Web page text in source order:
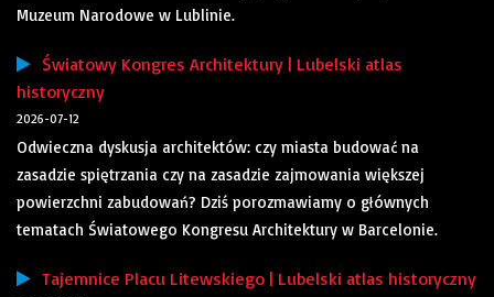
Muzeum Narodowe w Lublinie.
Światowy Kongres Architektury | Lubelski atlas
historyczny
2026-07-12
Odwieczna dyskusja architektów: czy miasta budować na
zasadzie spiętrzania czy na zasadzie zajmowania większej
powierzchni zabudowań? Dziś porozmawiamy o głównych
tematach Światowego Kongresu Architektury w Barcelonie.
Tajemnice Placu Litewskiego | Lubelski atlas historyczny